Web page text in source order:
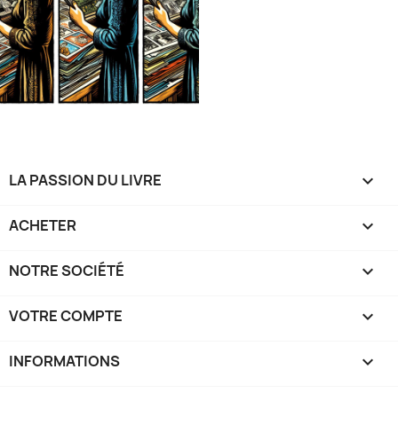
LA PASSION DU LIVRE 
ACHETER 
NOTRE SOCIÉTÉ 
VOTRE COMPTE 
INFORMATIONS keyboard_arrow_down